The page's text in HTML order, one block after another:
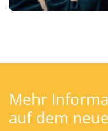
Mehr
auf dem